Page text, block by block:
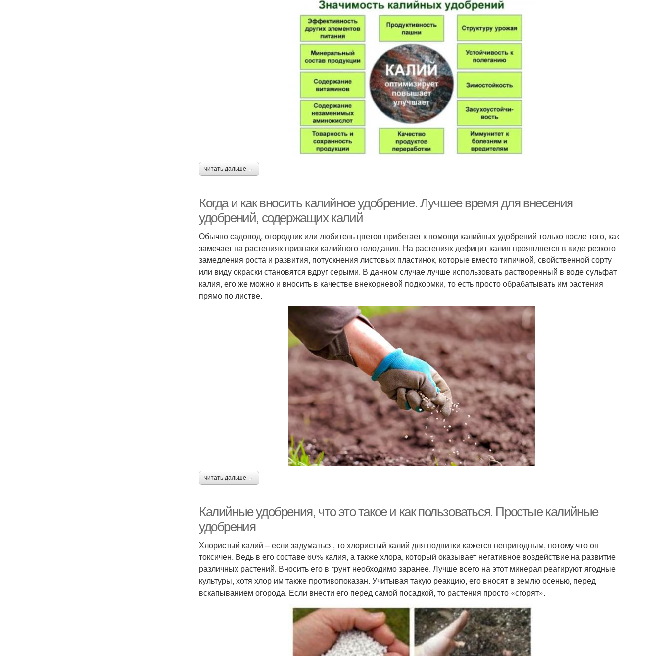
читать дальше →
Когда и как вносить калийное удобрение. Лучшее время для внесения
удобрений, содержащих калий
Обычно садовод, огородник или любитель цветов прибегает к помощи калийных удобрений только после того, как
замечает на растениях признаки калийного голодания. На растениях дефицит калия проявляется в виде резкого
замедления роста и развития, потускнения листовых пластинок, которые вместо типичной, свойственной сорту
или виду окраски становятся вдруг серыми. В данном случае лучше использовать растворенный в воде сульфат
калия, его же можно и вносить в качестве внекорневой подкормки, то есть просто обрабатывать им растения
прямо по листве.
читать дальше →
Калийные удобрения, что это такое и как пользоваться. Простые калийные
удобрения
Хлористый калий – если задуматься, то хлористый калий для подпитки кажется непригодным, потому что он
токсичен. Ведь в его составе 60% калия, а также хлора, который оказывает негативное воздействие на развитие
различных растений. Вносить его в грунт необходимо заранее. Лучше всего на этот минерал реагируют ягодные
культуры, хотя хлор им также противопоказан. Учитывая такую реакцию, его вносят в землю осенью, перед
вскапыванием огорода. Если внести его перед самой посадкой, то растения просто «сгорят».